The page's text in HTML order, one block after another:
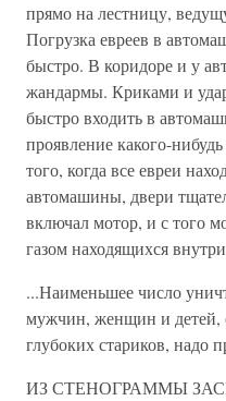
прямо на лестницу,
Погрузка евреев в
быстро. В коридоре и у
жандармы. Криками и
быстро входить в
проявление какого-
того, когда все евреи
автомашины, двери
включал мотор, и с того
газом находящихся
...Наименьшее число
мужчин, женщин и детей,
глубоких стариков, надо
ИЗ СТЕНОГРАММЫ